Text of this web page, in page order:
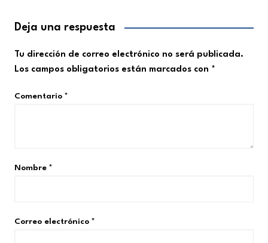
Deja una respuesta
Tu dirección de correo electrónico no será publicada.
Los campos obligatorios están marcados con *
Comentario *
Nombre *
Correo electrónico *